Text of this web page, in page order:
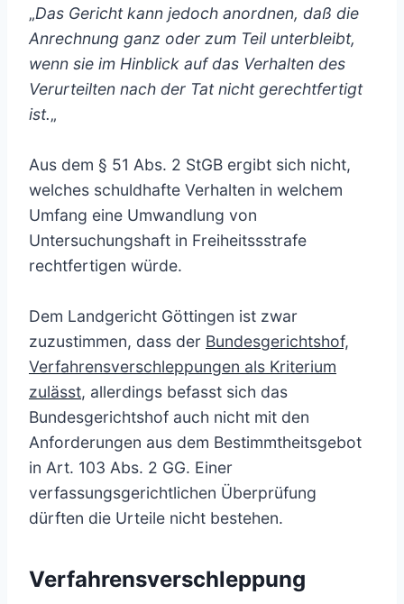
„Das Gericht kann jedoch anordnen, daß die
Anrechnung ganz oder zum Teil unterbleibt,
wenn sie im Hinblick auf das Verhalten des
Verurteilten nach der Tat nicht gerechtfertigt
ist.„
Aus dem § 51 Abs. 2 StGB ergibt sich nicht,
welches schuldhafte Verhalten in welchem
Umfang eine Umwandlung von
Untersuchungshaft in Freiheitssstrafe
rechtfertigen würde.
Dem Landgericht Göttingen ist zwar
zuzustimmen, dass der Bundesgerichtshof,
Verfahrensverschleppungen als Kriterium
zulässt, allerdings befasst sich das
Bundesgerichtshof auch nicht mit den
Anforderungen aus dem Bestimmtheitsgebot
in Art. 103 Abs. 2 GG. Einer
verfassungsgerichtlichen Überprüfung
dürften die Urteile nicht bestehen.
Verfahrensverschleppung